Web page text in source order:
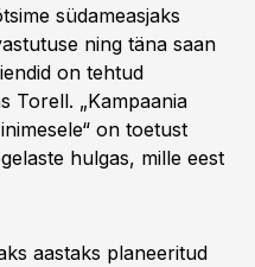
südameasjaks
ning täna saan
on tehtud
Torell. „Kampaania
on toetust
hulgas, mille eest
aastaks planeeritud